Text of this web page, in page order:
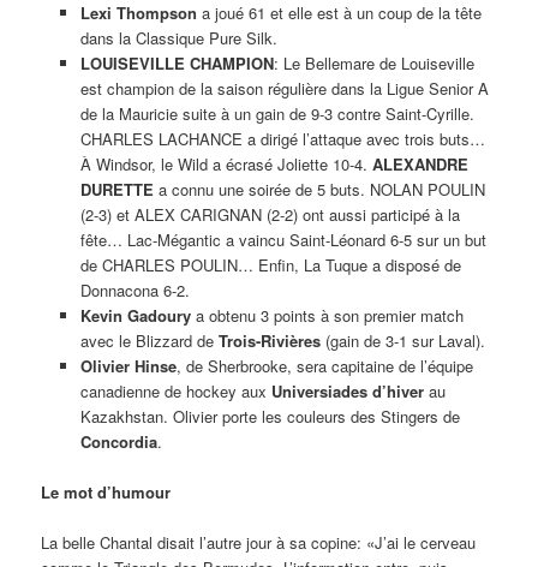
Lexi Thompson a joué 61 et elle est à un coup de la tête
dans la Classique Pure Silk.
LOUISEVILLE CHAMPION: Le Bellemare de Louiseville
est champion de la saison régulière dans la Ligue Senior A
de la Mauricie suite à un gain de 9-3 contre Saint-Cyrille.
CHARLES LACHANCE a dirigé l’attaque avec trois buts…
À Windsor, le Wild a écrasé Joliette 10-4. ALEXANDRE
DURETTE a connu une soirée de 5 buts. NOLAN POULIN
(2-3) et ALEX CARIGNAN (2-2) ont aussi participé à la
fête… Lac-Mégantic a vaincu Saint-Léonard 6-5 sur un but
de CHARLES POULIN… Enfin, La Tuque a disposé de
Donnacona 6-2.
Kevin Gadoury a obtenu 3 points à son premier match
avec le Blizzard de Trois-Rivières(gain de 3-1 sur Laval).
Olivier Hinse, de Sherbrooke, sera capitaine de l’équipe
canadienne de hockey aux Universiades d’hiver au
Kazakhstan. Olivier porte les couleurs des Stingers de
Concordia.
Le mot d’humour
La belle Chantal disait l’autre jour à sa copine: «J’ai le cerveau